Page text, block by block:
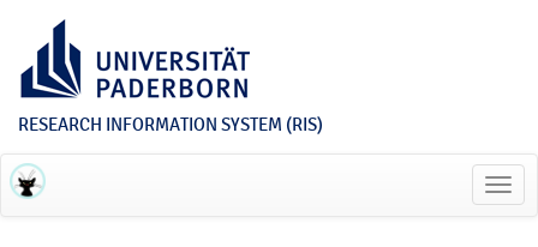
RESEARCH INFORMATION SYSTEM (RIS)